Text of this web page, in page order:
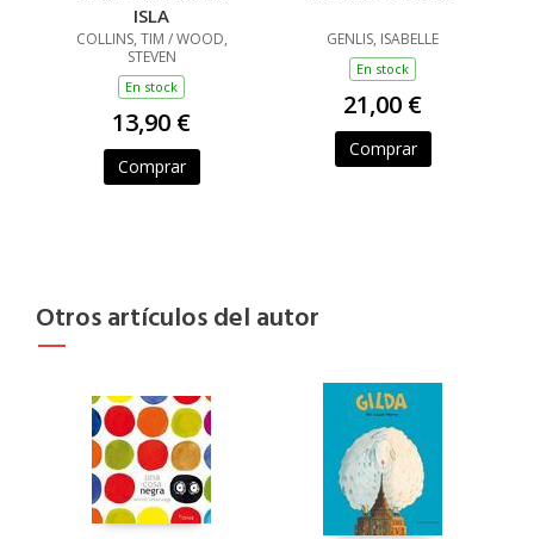
ISLA
COLLINS, TIM / WOOD,
STEVEN
En stock
13,90 €
Comprar
GENLIS, ISABELLE
En stock
21,00 €
Comprar
Otros artículos del autor